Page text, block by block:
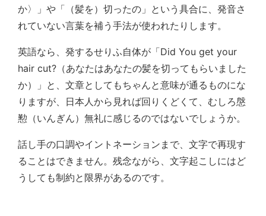
か〉」や「（髪を）切ったの」という具合に、発音さ
れていない言葉を補う手法が使われたりします。
英語なら、発するせりふ自体が「Did You get your
hair cut?（あなたはあなたの髪を切ってもらいました
か）」と、文章としてもちゃんと意味が通るものにな
りますが、日本人から見れば回りくどくて、むしろ慇
懃（いんぎん）無礼に感じるのではないでしょうか。
話し手の口調やイントネーションまで、文字で再現す
ることはできません。残念ながら、文字起こしにはど
うしても制約と限界があるのです。